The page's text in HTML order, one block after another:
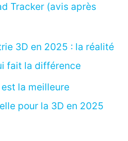
Tracker (avis après
3D en 2025 : la réalité
fait la différence
la meilleure
pour la 3D en 2025